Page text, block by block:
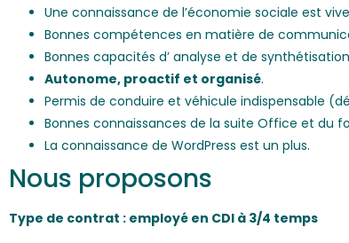
Une connaissance de l’économie sociale est
Bonnes compétences en matière de
Bonnes capacités d’ analyse et de
Autonome, proactif et organisé.
Permis de conduire et véhicule indispensable
Bonnes connaissances de la suite Office et du
La connaissance de WordPress est un plus.
Nous proposons
Type de contrat : employé en CDI à 3/4 temps